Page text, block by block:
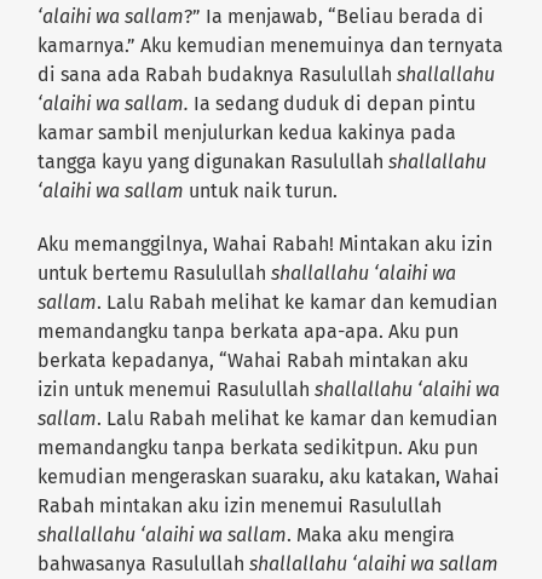
‘alaihi wa sallam?” Ia menjawab, “Beliau berada di
kamarnya.” Aku kemudian menemuinya dan ternyata
di sana ada Rabah budaknya Rasulullahshallallahu
‘alaihi wa sallam. Ia sedang duduk di depan pintu
kamar sambil menjulurkan kedua kakinya pada
tangga kayu yang digunakan Rasulullahshallallahu
‘alaihi wa sallam untuk naik turun.
Aku memanggilnya, Wahai Rabah! Mintakan aku izin
untuk bertemu Rasulullahshallallahu ‘alaihi wa
sallam. Lalu Rabah melihat ke kamar dan kemudian
memandangku tanpa berkata apa-apa. Aku pun
berkata kepadanya, “Wahai Rabah mintakan aku
izin untuk menemui Rasulullahshallallahu ‘alaihi wa
sallam. Lalu Rabah melihat ke kamar dan kemudian
memandangku tanpa berkata sedikitpun. Aku pun
kemudian mengeraskan suaraku, aku katakan, Wahai
Rabah mintakan aku izin menemui Rasulullah
shallallahu ‘alaihi wa sallam. Maka aku mengira
bahwasanya Rasulullahshallallahu ‘alaihi wa sallam